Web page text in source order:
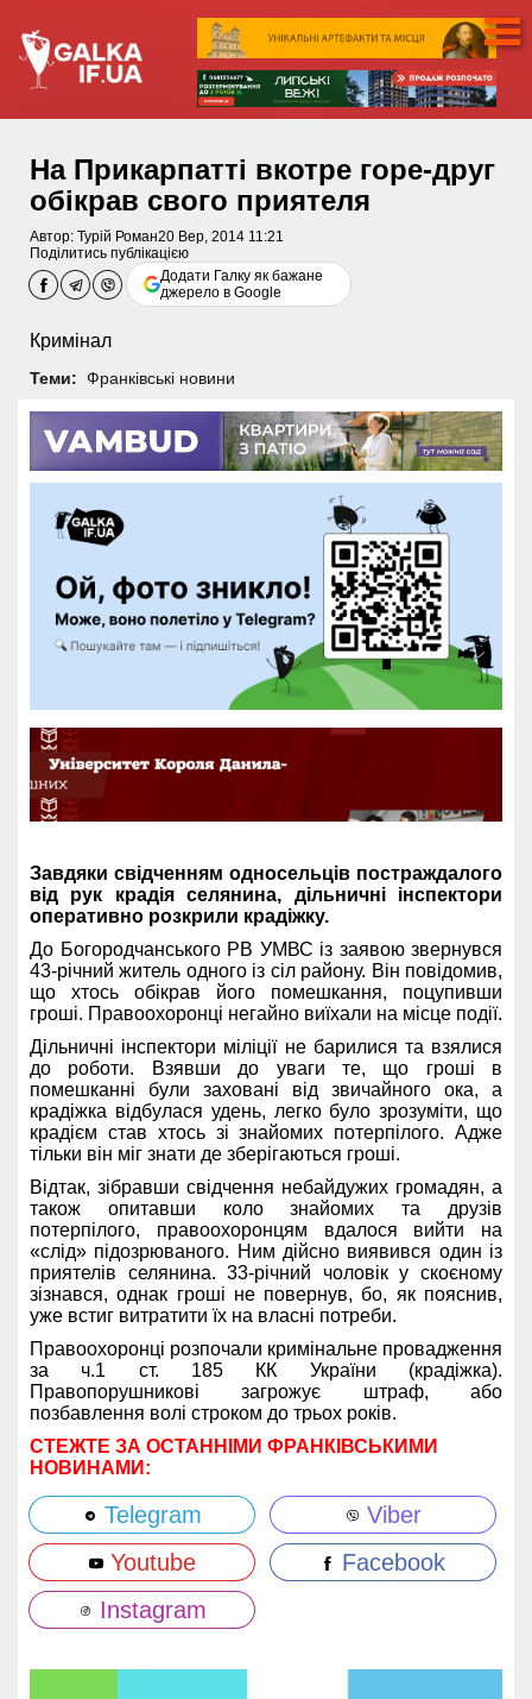
На Прикарпатті вкотре горе-друг
обікрав свого приятеля
Автор: Турій Роман20 Вер, 2014 11:21
Поділитись публікацією
Додати Галку як бажане
джерело в Google
Кримінал
Теми: Франківські новини
Завдяки свідченням односельців постраждалого
від рук крадія селянина, дільничні інспектори
оперативно розкрили крадіжку.
До Богородчанського РВ УМВС із заявою звернувся
43-річний житель одного із сіл району. Він повідомив,
що хтось обікрав його помешкання, поцупивши
гроші. Правоохоронці негайно виїхали на місце події.
Дільничні інспектори міліції не барилися та взялися
до роботи. Взявши до уваги те, що гроші в
помешканні були заховані від звичайного ока, а
крадіжка відбулася удень, легко було зрозуміти, що
крадієм став хтось зі знайомих потерпілого. Адже
тільки він міг знати де зберігаються гроші.
Відтак, зібравши свідчення небайдужих громадян, а
також опитавши коло знайомих та друзів
потерпілого, правоохоронцям вдалося вийти на
«слід» підозрюваного. Ним дійсно виявився один із
приятелів селянина. 33-річний чоловік у скоєному
зізнався, однак гроші не повернув, бо, як пояснив,
уже встиг витратити їх на власні потреби.
Правоохоронці розпочали кримінальне провадження
за ч.1 ст. 185 КК України (крадіжка).
Правопорушникові загрожує штраф, або
позбавлення волі строком до трьох років.
СТЕЖТЕ ЗА ОСТАННІМИ ФРАНКІВСЬКИМИ
НОВИНАМИ:
Telegram
Viber
Youtube
Facebook
Instagram